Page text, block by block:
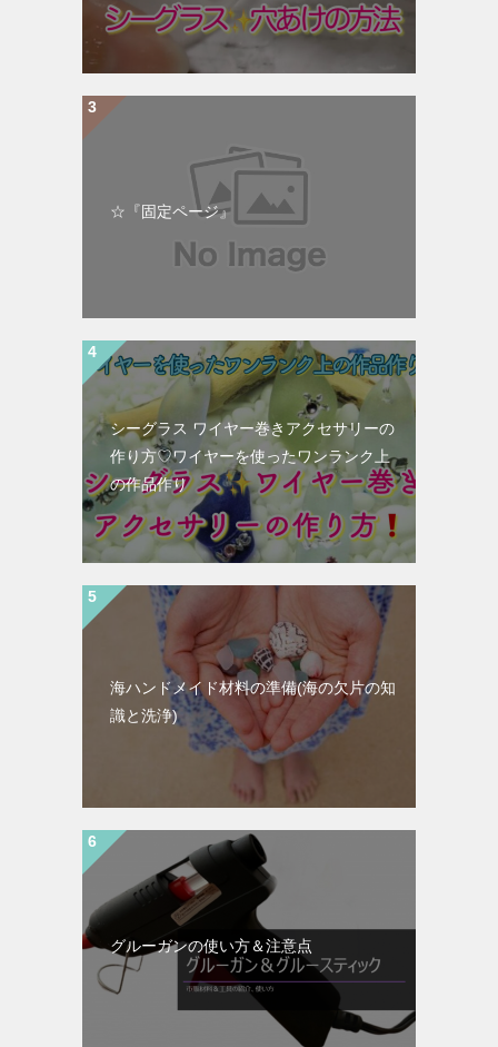
☆『固定ページ』
シーグラス ワイヤー巻きアクセサリーの
作り方♡ワイヤーを使ったワンランク上
の作品作り
海ハンドメイド材料の準備(海の欠片の知
識と洗浄)
グルーガンの使い方＆注意点